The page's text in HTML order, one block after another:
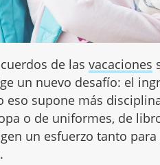
de lasvacaciones
un nuevo desafío: el
eso supone más
o de uniformes, de
un esfuerzo tanto